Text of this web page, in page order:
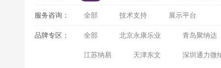
服务咨询： 全部 技术支持 展示平台
品牌专区： 全部 北京永康乐业 青岛聚纳达
江苏纳易 天津东文 深圳通力微